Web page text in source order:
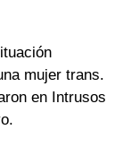
mujer trans.
en Intrusos